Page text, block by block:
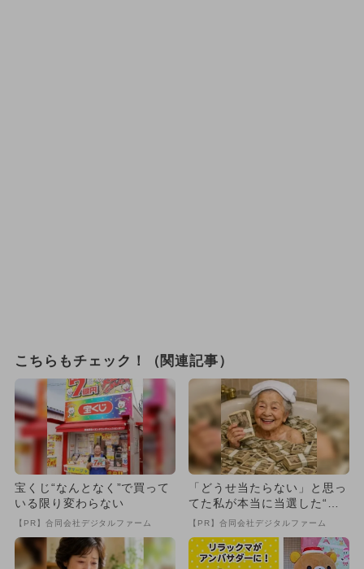
こちらもチェック！（関連記事）
宝くじ“なんとなく”で買って
いる限り変わらない
【PR】合同会社デジタルファーム
「どうせ当たらない」と思っ
てた私が本当に当選した“買
い方”がこれ
【PR】合同会社デジタルファーム